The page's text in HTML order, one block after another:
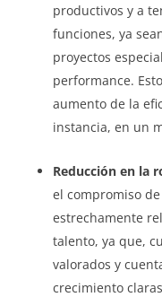
productivos y a
funciones, ya
proyectos
performance.
aumento de la
instancia, en un
Reducción en la
el compromiso
estrechamente
talento, ya que,
valorados y
crecimiento